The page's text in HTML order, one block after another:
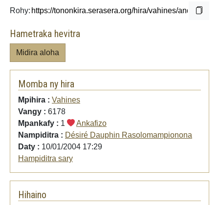
Rohy:
Hametraka hevitra
Midira aloha
Momba ny hira
Mpihira : Vahines
Vangy : 6178
Mpankafy : 1
Ankafizo
Nampiditra : Désiré Dauphin Rasolomampionona
Daty : 10/01/2004 17:29
Hampiditra sary
Hihaino